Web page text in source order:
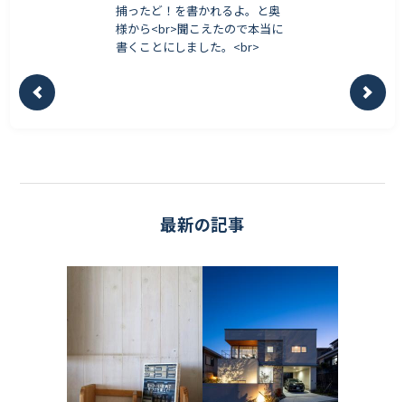
捕ったど！を書かれるよ。と奥
様から<br>聞こえたので本当に
書くことにしました。<br>
最新の記事